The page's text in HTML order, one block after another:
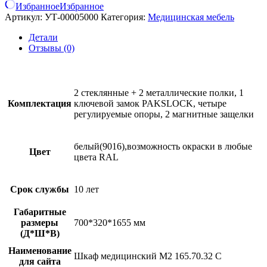
ИзбранноеИзбранное
Артикул: УТ-00005000 Категория: Медицинская мебель
Детали
Отзывы (0)
Комплектация
2 стеклянные + 2 металлические полки, 1
ключевой замок PAKSLOСK, четыре
регулируемые опоры, 2 магнитные защелки
Цвет
белый(9016),возможность окраски в любые
цвета RAL
Срок службы 10 лет
Габаритные
размеры
(Д*Ш*В)
700*320*1655 мм
Наименование
для сайта
Шкаф медицинский М2 165.70.32 С